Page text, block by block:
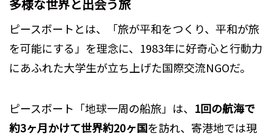
多様な世界と出会う旅
ピースボートとは、「旅が平和をつくり、平和が旅
を可能にする」を理念に、1983年に好奇心と行動力
にあふれた大学生が立ち上げた国際交流NGOだ。
ピースボート「地球一周の船旅」は、 1回の航海で
約3ヶ月かけて世界約20ヶ国を訪れ、寄港地では現